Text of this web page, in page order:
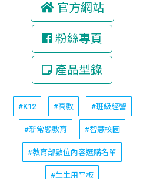
官方網站
粉絲專頁
產品型錄
#K12 #高教 #班級經營
#新常態教育 #智慧校園
#教育部數位內容選購名單
#生生用平板